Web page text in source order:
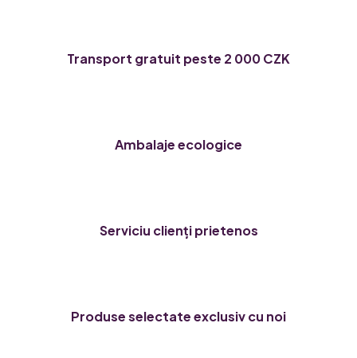
l
u
s
t
l
o
Transport gratuit peste 2 000 CZK
Ambalaje ecologice
Serviciu clienți prietenos
Produse selectate exclusiv cu noi